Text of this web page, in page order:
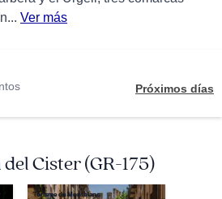
Ver más
Próximos días
Cister (GR-175)
Turisme de Montblanc